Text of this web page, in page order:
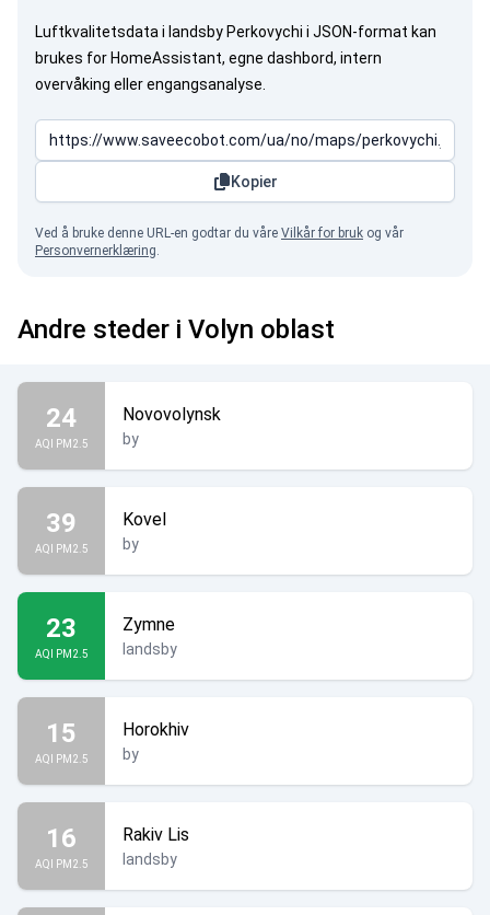
Luftkvalitetsdata i landsby Perkovychi i JSON-format kan
brukes for HomeAssistant, egne dashbord, intern
overvåking eller engangsanalyse.
Kopier
Ved å bruke denne URL-en godtar du våre Vilkår for bruk og vår
Personvernerklæring.
Andre steder i Volyn oblast
24
AQI PM2.5
Novovolynsk
by
39
AQI PM2.5
Kovel
by
23
AQI PM2.5
Zymne
landsby
15
AQI PM2.5
Horokhiv
by
16
AQI PM2.5
Rakiv Lis
landsby